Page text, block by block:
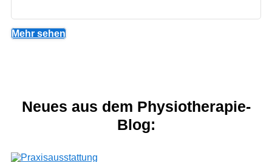
Mehr sehen
Neues aus dem Physiotherapie-
Blog: